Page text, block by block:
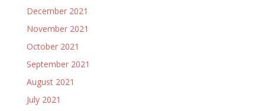
December 2021
November 2021
October 2021
September 2021
August 2021
July 2021